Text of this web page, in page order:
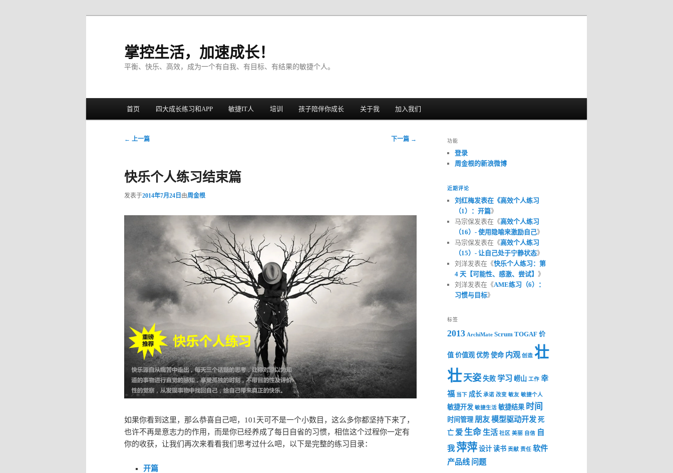
掌控生活，加速成长！
平衡、快乐、高效，成为一个有自我、有目标、有结果的敏捷个人。
跳至主内容区域
跳至副内容区域
首页 四大成长练习和APP 敏捷IT人 培训 孩子陪伴你成长 关于我 加入我们
文章导航
← 上一篇 下一篇 →
快乐个人练习结束篇
发表于2014年7月24日 由周金根
如果你看到这里，那么恭喜自己吧，101天可不是一个小数目，这么多你都坚持下来了，
也许不再是意志力的作用，而是你已经养成了每日自省的习惯，相信这个过程你一定有
你的收获，让我们再次来看看我们思考过什么吧，以下是完整的练习目录：
开篇
功能
登录
周金根的新浪微博
近期评论
刘红梅发表在《高效个人练习
（1）：开篇》
马宗保发表在《高效个人练习
（16）- 使用隐喻来激励自己》
马宗保发表在《高效个人练习
（15）- 让自己处于宁静状态》
刘洋发表在《快乐个人练习：第
4 天【可能性、感激、尝试】 》
刘洋发表在《AME练习（6）：
习惯与目标》
标签
2013 ArchiMate Scrum TOGAF 价
值 价值观 优势 使命 内观 创造 壮
壮 天姿 失败 学习 崂山 工作 幸
福 当下 成长 承诺 改变 敏友 敏捷个人
敏捷开发 敏捷生活 敏捷结果 时间
时间管理 朋友模型驱动开发 死
亡 爱 生命 生活 社区 美丽 自信
自
我 萍萍 设计 读书 贡献 责任 软件
产品线 问题